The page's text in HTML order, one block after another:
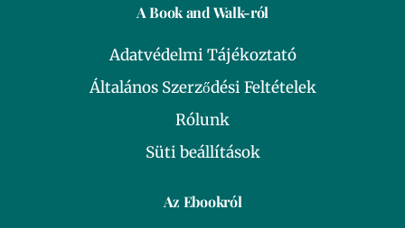
A Book and Walk-ról
Adatvédelmi Tájékoztató
Általános Szerződési Feltételek
Rólunk
Süti beállítások
Az Ebookról